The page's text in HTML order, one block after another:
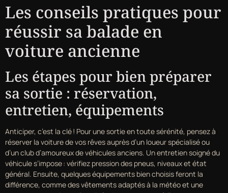
Les conseils pratiques pour
réussir sa balade en
voiture ancienne
Les étapes pour bien préparer
sa sortie : réservation,
entretien, équipements
Anticiper, c’est la clé ! Pour une sortie en toute sérénité, pensez à
réserver la voiture de vos rêves auprès d’un loueur spécialisé ou
d’un club d’amoureux de véhicules anciens. Un entretien soigné du
véhicule s’impose : vérifiez pression des pneus, niveaux et état
général. Ensuite, quelques équipements bien choisis feront la
différence, comme des vêtements adaptés à la météo et une